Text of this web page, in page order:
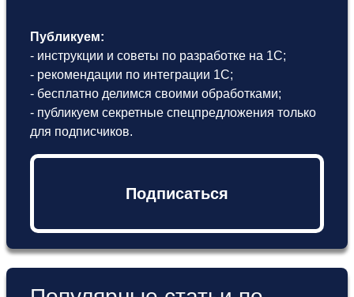
Публикуем:
- инструкции и советы по разработке на 1С;
- рекомендации по интеграции 1С;
- бесплатно делимся своими обработками;
- публикуем секретные спецпредложения только
для подписчиков.
Подписаться